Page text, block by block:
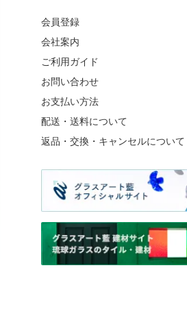
会員登録
会社案内
ご利用ガイド
お問い合わせ
お支払い方法
配送・送料について
返品・交換・キャンセルについて